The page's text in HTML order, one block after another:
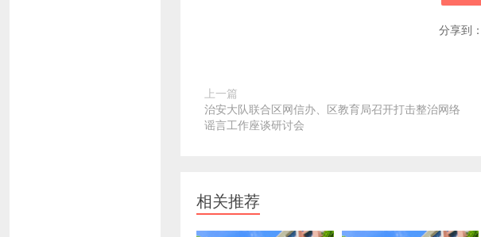
分享到：
上一篇
治安大队联合区网信办、区教育局召开打击整治网络
谣言工作座谈研讨会
相关推荐